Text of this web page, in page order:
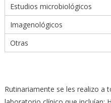
Estudios microbiológicos
Imagenológicos
Otras
Rutinariamente se les realizo a